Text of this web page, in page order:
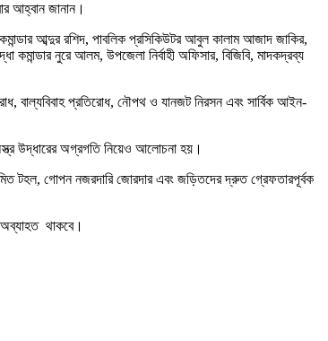
আহ্বান জানান।
আব্দুর রশিদ, পাবলিক প্রসিকিউটর আবুল কালাম আজাদ জাকির,
নুরে আলম, উপজেলা নির্বাহী অফিসার, বিজিবি, মাদকদ্রব্য
বাল্যবিবাহ প্রতিরোধ, নৌপথ ও যানজট নিরসন এবং সার্বিক আইন-
উদ্ধারের অগ্রগতি নিয়েও আলোচনা হয়।
টহল, গোপন নজরদারি জোরদার এবং জড়িতদের দ্রুত গ্রেফতারপূর্বক
অব্যাহত থাকবে।